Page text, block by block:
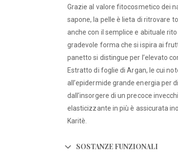
Grazie al valore fitocosmetico dei
sapone, la pelle è lieta di ritrovare
anche con il semplice e abituale
gradevole forma che si ispira ai
panetto si distingue per l’elevato
Estratto di foglie di Argan, le cui
all’epidermide grande energia per
dall’insorgere di un precoce
elasticizzante in più è assicurata
Karitè.
SOSTANZE FUNZIONALI